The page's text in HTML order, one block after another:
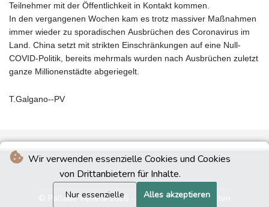
Wir verwenden essenzielle Cookies und Cookies
von Drittanbietern für Inhalte.
Nur essenzielle Alles akzeptieren
Teilnehmer mit der Öffentlichkeit in Kontakt kommen.
In den vergangenen Wochen kam es trotz massiver Maßnahmen
immer wieder zu sporadischen Ausbrüchen des Coronavirus im
Land. China setzt mit strikten Einschränkungen auf eine Null-
COVID-Politik, bereits mehrmals wurden nach Ausbrüchen zuletzt
ganze Millionenstädte abgeriegelt.
T.Galgano--PV
© Pallade Veneta 2026 - Alle Rechte vorbehalten